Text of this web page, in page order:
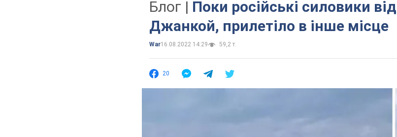
Блог | Поки російські силовики
Джанкой, прилетіло в інше місце
War16.08.2022 14:29 59,2 т.
20